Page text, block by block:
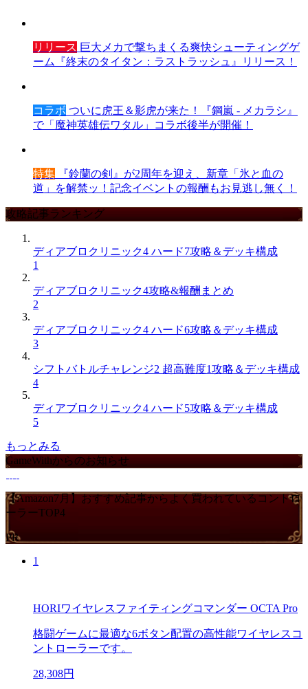
リリース 巨大メカで撃ちまくる爽快シューティングゲ
ーム『終末のタイタン：ラストラッシュ』リリース！
コラボ ついに虎王＆影虎が来た！『鋼嵐 - メカラシ』
で「魔神英雄伝ワタル」コラボ後半が開催！
特集 『鈴蘭の剣』が2周年を迎え、新章「氷と血の
道」を解禁ッ！記念イベントの報酬もお見逃し無く！
攻略記事ランキング
ディアブロクリニック4 ハード7攻略＆デッキ構成
1
ディアブロクリニック4攻略&報酬まとめ
2
ディアブロクリニック4 ハード6攻略＆デッキ構成
3
シフトバトルチャレンジ2 超高難度1攻略＆デッキ構成
4
ディアブロクリニック4 ハード5攻略＆デッキ構成
5
もっとみる
GameWithからのお知らせ
【Amazon7月】おすすめ記事からよく買われているコントロ
ーラーTOP4
PR
1
HORIワイヤレスファイティングコマンダー OCTA Pro
格闘ゲームに最適な6ボタン配置の高性能ワイヤレスコ
ントローラーです。
28,308円